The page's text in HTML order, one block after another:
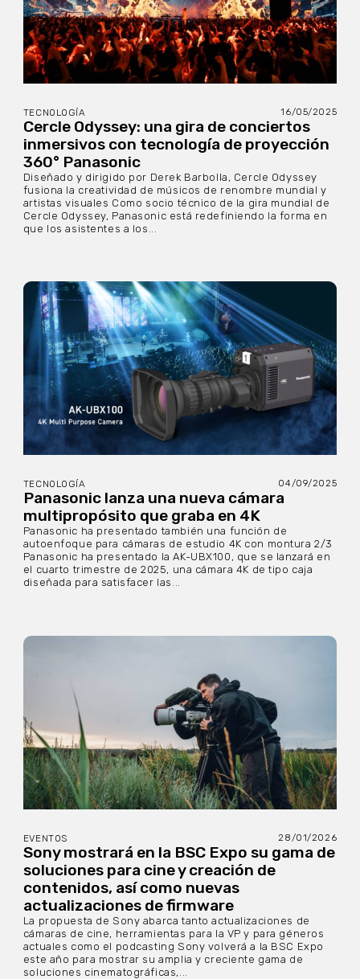
TECNOLOGÍA 16/05/2025
Cercle Odyssey: una gira de conciertos
inmersivos con tecnología de proyección
360° Panasonic
Diseñado y dirigido por Derek Barbolla, Cercle Odyssey
fusiona la creatividad de músicos de renombre mundial y
artistas visuales Como socio técnico de la gira mundial de
Cercle Odyssey, Panasonic está redefiniendo la forma en
que los asistentes a los...
TECNOLOGÍA 04/09/2025
Panasonic lanza una nueva cámara
multipropósito que graba en 4K
Panasonic ha presentado también una función de
autoenfoque para cámaras de estudio 4K con montura 2/3
Panasonic ha presentado la AK-UBX100, que se lanzará en
el cuarto trimestre de 2025, una cámara 4K de tipo caja
diseñada para satisfacer las...
EVENTOS 28/01/2026
Sony mostrará en la BSC Expo su gama de
soluciones para cine y creación de
contenidos, así como nuevas
actualizaciones de firmware
La propuesta de Sony abarca tanto actualizaciones de
cámaras de cine, herramientas para la VP y para géneros
actuales como el podcasting Sony volverá a la BSC Expo
este año para mostrar su amplia y creciente gama de
soluciones cinematográficas,...